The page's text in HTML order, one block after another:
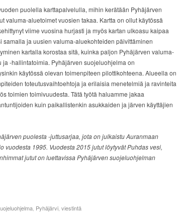
puolella karttapalvelulla, mihin kerätään Pyhäjärven
valuma-aluetoimet vuosien takaa. Kartta on ollut käytössä
viime vuosina hurjasti ja myös kartan ulkoasu kaipaa
samalla ja uusien valuma-aluekohteiden päivittäminen
kartalla korostaa sitä, kuinka paljon Pyhäjärven valuma-
-hallintatoimia. Pyhäjärven suojeluohjelma on
käytössä olevan toimenpiteen pilottikohteena. Alueella on
toteutusvaihtoehtoja ja erilaisia menetelmiä ja ravinteita
toimien toimivuudesta. Tätä työtä haluamme jakaa
kuin paikallistenkin asukkaiden ja järven käyttäjien
puolesta -juttusarjaa, jota on julkaistu Auranmaan
vuodesta 1995. Vuodesta 2015 jutut löytyvät Puhdas vesi,
jutut on luettavissa Pyhäjärven suojeluohjelman
Pyhäjärvi viestintä